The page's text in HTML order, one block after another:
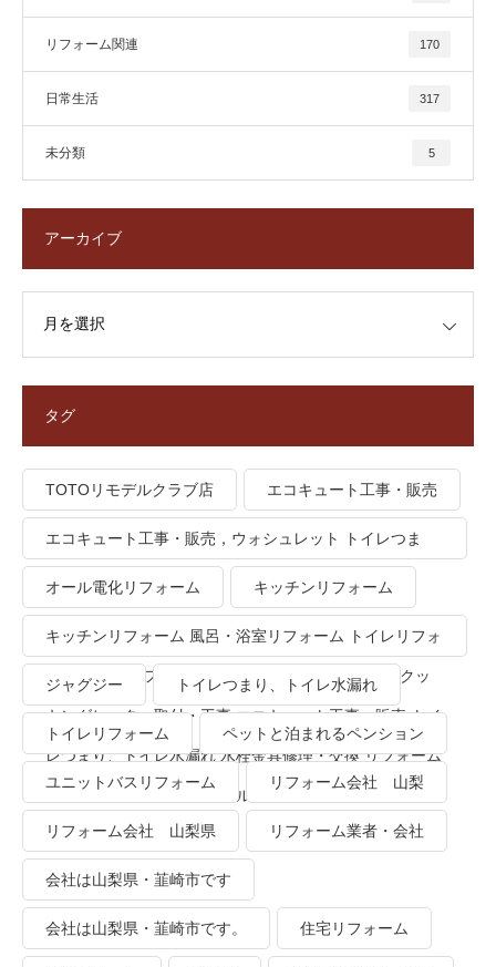
リフォーム関連 170
日常生活 317
未分類 5
アーカイブ
タグ
TOTOリモデルクラブ店 エコキュート工事・販売
エコキュート工事・販売，ウォシュレット トイレつま
り、トイレ水漏れ
オール電化リフォーム キッチンリフォーム
キッチンリフォーム 風呂・浴室リフォーム トイレリフォ
ーム 洗面所リフォーム オール電化リフォーム ＩＨクッ
キングヒーター取付・工事 エコキュート工事・販売 トイ
レつまり、トイレ水漏れ 水栓金具修理・交換 リフォーム
業者・会社 ＴＯＴＯリモデルクラブ
ジャグジー トイレつまり、トイレ水漏れ
トイレリフォーム ペットと泊まれるペンション
ユニットバスリフォーム リフォーム会社 山梨
リフォーム会社 山梨県 リフォーム業者・会社
会社は山梨県・韮崎市です
会社は山梨県・韮崎市です。 住宅リフォーム